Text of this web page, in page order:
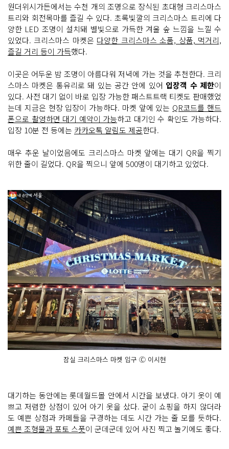
원더위시가든에서는 수천 개의 조명으로 장식된 초대형 크리스마스
트리와 회전목마를 즐길 수 있다. 초록빛깔의 크리스마스 트리에 다
양한 LED 조명이 설치돼 별빛으로 가득한 겨울 숲 느낌을 느낄 수
있었다. 크리스마스 마켓은 다양한 크리스마스 소품, 상품, 먹거리,
즐길 거리 등이 가득했다.
이곳은 어두운 밤 조명이 아름다워 저녁에 가는 것을 추천한다. 크리
스마스 마켓은 통유리로 돼 있는 공간 안에 있어 입장객 수 제한이
있다. 사전 대기 없이 바로 입장 가능한 패스트트랙 티켓도 판매했었
는데 지금은 현장 입장이 가능하다. 마켓 앞에 있는 QR코드를 핸드
폰으로 촬영하면 대기 예약이 가능하고 대기인 수 확인도 가능하다.
입장 10분 전 등에는 카카오톡 알림도 제공한다.
매우 추운 날이었음에도 크리스마스 마켓 앞에는 대기 QR을 찍기
위한 줄이 길었다. QR을 찍으니 앞에 500명이 대기하고 있었다.
잠실 크리스마스 마켓 입구 Ⓒ 이시현
대기하는 동안에는 롯데월드몰 안에서 시간을 보냈다. 아기 옷이 예
쁘고 저렴한 상점이 있어 아기 옷을 샀다. 굳이 쇼핑을 하지 않더라
도 예쁜 상점과 카페들을 구경하는 데도 시간 가는 줄 모를 듯하다.
예쁜 조형물과 포토 스폿이 군데군데 있어 사진 찍고 놀기에도 좋다.